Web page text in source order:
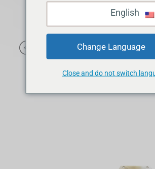
Change Language
Close and do not switch